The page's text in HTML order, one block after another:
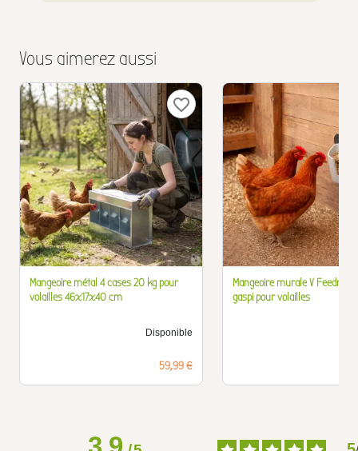
Vous aimerez aussi
favorite_border
Mangeoire métal 4 cases 20 kg pour
volailles 46x17x40 cm
Disponible
Prix
59,99 €
Mangeoire murale V Feedr
gaspi pour volailles